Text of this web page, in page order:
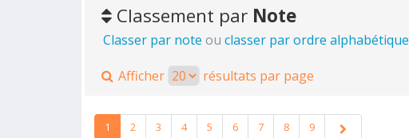
Classement par Note
Classer par note ou classer par ordre alphabétique
Afficher résultats par page
1 2 3 4 5 6 7 8 9